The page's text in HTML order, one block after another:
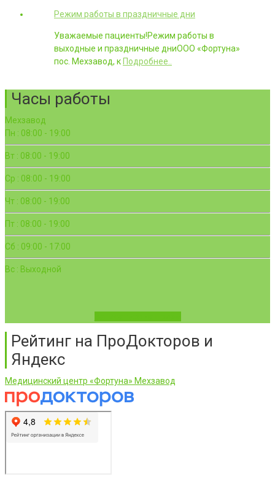
Режим работы в праздничные дни
Уважаемые пациенты!Режим работы в
выходные и праздничные дниООО «Фортуна»
пос. Мехзавод, к Подробнее..
Часы работы
Мехзавод
Пн : 08:00 - 19:00
Вт : 08:00 - 19:00
Ср : 08:00 - 19:00
Чт : 08:00 - 19:00
Пт : 08:00 - 19:00
Сб : 09:00 - 17:00
Вс : Выходной
Рейтинг на ПроДокторов и
Яндекс
Медицинский центр «Фортуна» Мехзавод